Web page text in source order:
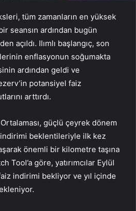
tüm zamanların en yüksek
seansın ardından bugün
açıldı. Ilımlı başlangıç, son
enflasyonun soğumakta
ardından geldi ve
potansiyel faiz
arttırdı.
güçlü çeyrek dönem
indirimi beklentileriyle ilk kez
önemli bir kilometre taşına
Tool’a göre, yatırımcılar Eylül
indirimi bekliyor ve yıl içinde